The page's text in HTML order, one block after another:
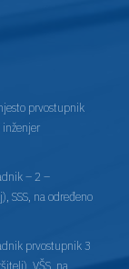
prvostupnik
– 2 –
SSS, na određeno
prvostupnik 3
VŠS, na